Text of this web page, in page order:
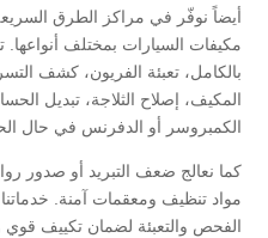
أيضاً نوفّر في مراكز الطرق
مكيفات السيارات بمختلف
بالكامل، تعبئة الفريون، كشف
المكيف، إصلاح الثلاجة، تبديل
الكمبروسر أو الدفرنس في حال
كما نعالج ضعف التبريد أو صدور
مواد تنظيف ومعقمات آمنة.
الفحص والتعبئة لضمان تكييف